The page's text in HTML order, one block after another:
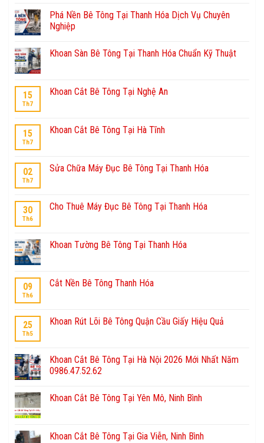
Phá Nền Bê Tông Tại Thanh Hóa Dịch Vụ Chuyên
Nghiệp
Khoan Sàn Bê Tông Tại Thanh Hóa Chuẩn Kỹ Thuật
15
Th7
Khoan Cắt Bê Tông Tại Nghệ An
15
Th7
Khoan Cắt Bê Tông Tại Hà Tĩnh
02
Th7
Sửa Chữa Máy Đục Bê Tông Tại Thanh Hóa
30
Th6
Cho Thuê Máy Đục Bê Tông Tại Thanh Hóa
Khoan Tường Bê Tông Tại Thanh Hóa
09
Th6
Cắt Nền Bê Tông Thanh Hóa
25
Th5
Khoan Rút Lõi Bê Tông Quận Cầu Giấy Hiệu Quả
Khoan Cắt Bê Tông Tại Hà Nội 2026 Mới Nhất Năm
0986.47.52.62
Khoan Cắt Bê Tông Tại Yên Mô, Ninh Bình
Khoan Cắt Bê Tông Tại Gia Viễn, Ninh Bình